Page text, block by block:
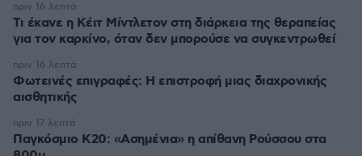
Τι έκανε η Κέιτ Μίντλετον στη διάρκεια της θεραπείας
για τον καρκίνο, όταν δεν μπορούσε να συγκεντρωθεί
πριν 16 λεπτά
Φωτεινές επιγραφές: Η επιστροφή μιας διαχρονικής
αισθητικής
πριν 16 λεπτά
Παγκόσμιο Κ20: «Ασημένια» η απίθανη Ρούσσου στα
πριν 17 λεπτά